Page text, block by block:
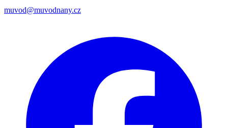
muvod@muvodnany.cz